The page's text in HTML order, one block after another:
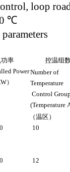
loop
℃
率
Power
）
控温组
Number of
Temperature
Control
(Temperature
（温区）
10
12